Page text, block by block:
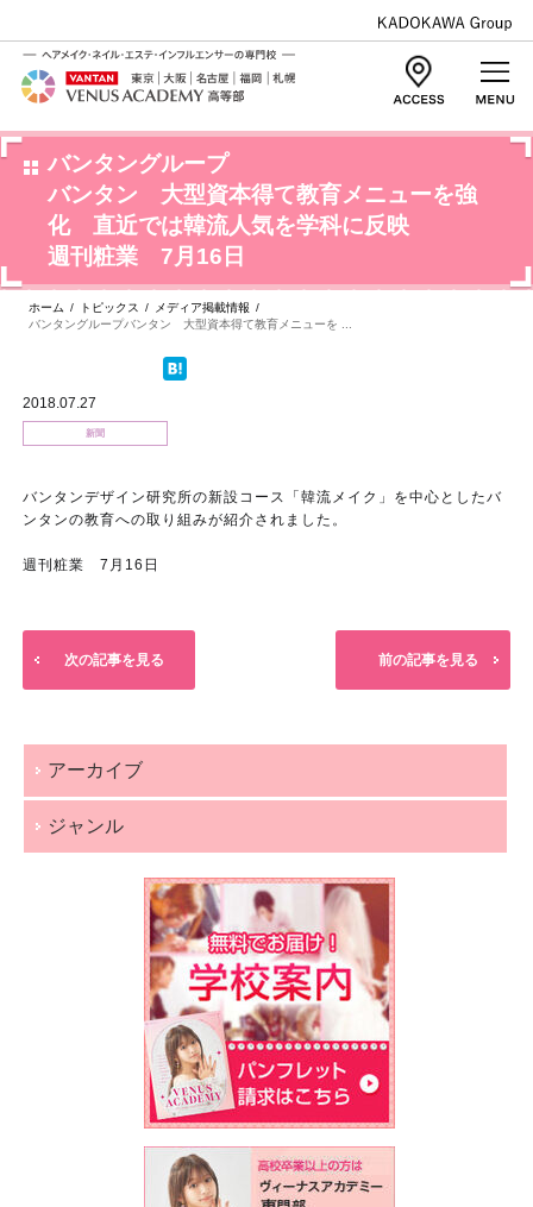
バンタングループ
バンタン 大型資本得て教育メニューを強
化 直近では韓流人気を学科に反映
週刊粧業 7月16日
ホーム / トピックス / メディア掲載情報 /
バンタングループバンタン 大型資本得て教育メニューを ...
2018.07.27
新聞
バンタンデザイン研究所の新設コース「韓流メイク」を中心としたバ
ンタンの教育への取り組みが紹介されました。
週刊粧業 7月16日
次の記事を見る 前の記事を見る
アーカイブ
ジャンル